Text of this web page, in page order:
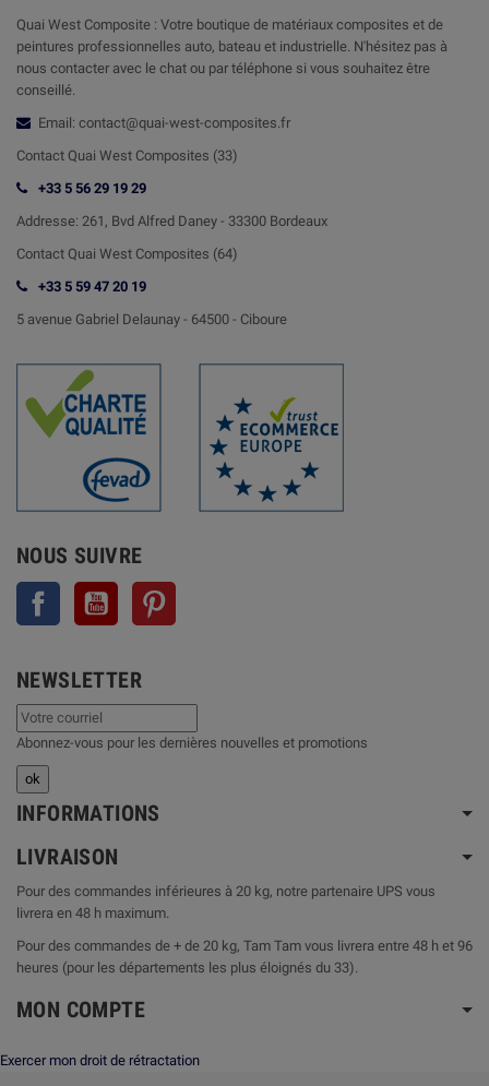
Quai West Composite : Votre boutique de matériaux composites et de
peintures professionnelles auto, bateau et industrielle. N'hésitez pas à
nous contacter avec le chat ou par téléphone si vous souhaitez être
conseillé.
Email: contact@quai-west-composites.fr
Contact Quai West Composites (33)
+33 5 56 29 19 29
Addresse: 261, Bvd Alfred Daney - 33300 Bordeaux
Contact Quai West Composites (64)
+33 5 59 47 20 19
5 avenue Gabriel Delaunay - 64500 - Ciboure
NOUS SUIVRE
Facebook YouTube
NEWSLETTER
Abonnez-vous pour les dernières nouvelles et promotions
INFORMATIONS
LIVRAISON
Pour des commandes inférieures à 20 kg, notre partenaire UPS vous
livrera en 48 h maximum.
Pour des commandes de + de 20 kg, Tam Tam vous livrera entre 48 h et 96
heures (pour les départements les plus éloignés du 33).
MON COMPTE
Exercer mon droit de rétractation